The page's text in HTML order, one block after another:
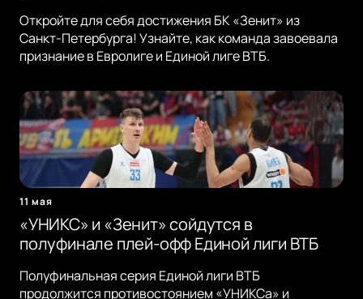
Откройте для себя достижения БК «Зенит» из
Санкт-Петербурга! Узнайте, как команда завоевала
признание в Евролиге и Единой лиге ВТБ.
11 мая
«УНИКС» и «Зенит» сойдутся в
полуфинале плей-офф Единой лиги ВТБ
Полуфинальная серия Единой лиги ВТБ
продолжится противостоянием «УНИКСа» и